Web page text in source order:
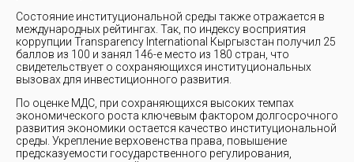
Состояние институциональной среды также отражается в
международных рейтингах. Так, по индексу восприятия
коррупции Transparency International Кыргызстан получил 25
баллов из 100 и занял 146-е место из 180 стран, что
свидетельствует о сохраняющихся институциональных
вызовах для инвестиционного развития.
По оценке МДС, при сохраняющихся высоких темпах
экономического роста ключевым фактором долгосрочного
развития экономики остается качество институциональной
среды. Укрепление верховенства права, повышение
предсказуемости государственного регулирования,